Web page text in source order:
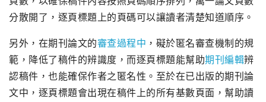
分散開了，逐頁標題上的頁碼可以讓讀者清楚知道順序。
另外，在期刊論文的審查過程中 ，礙於匿名審查機制的規
範，降低了稿件的辨識度，而逐頁標題能幫助期刊編輯辨
認稿件，也能確保作者之匿名性。至於在已出版的期刊論
文中，逐頁標題會出現在稿件上的所有基數頁面，幫助讀